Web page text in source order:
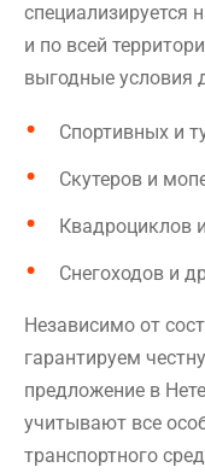
специализируется
и по всей
выгодные условия
Спортивных и
Скутеров и
Квадроциклов
Снегоходов и
Независимо от
гарантируем
предложение в
учитывают все
транспортного